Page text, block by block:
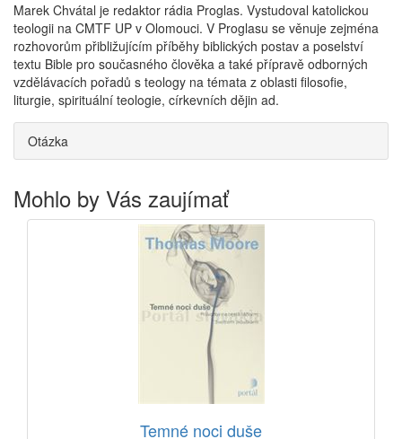
Marek Chvátal je redaktor rádia Proglas. Vystudoval katolickou
teologii na CMTF UP v Olomouci. V Proglasu se věnuje zejména
rozhovorům přibližujícím příběhy biblických postav a poselství
textu Bible pro současného člověka a také přípravě odborných
vzdělávacích pořadů s teology na témata z oblasti filosofie,
liturgie, spirituální teologie, církevních dějin ad.
Otázka
Mohlo by Vás zaujímať
Temné noci duše